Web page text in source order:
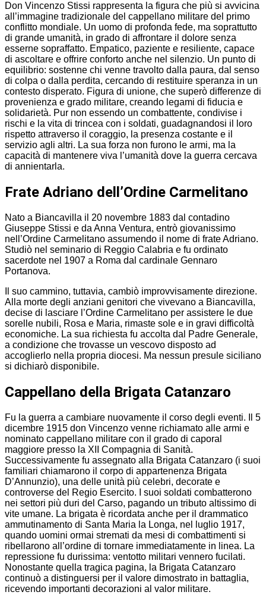
Don Vincenzo Stissi rappresenta la figura che più si avvicina
all’immagine tradizionale del cappellano militare del primo
conflitto mondiale. Un uomo di profonda fede, ma soprattutto
di grande umanità, in grado di affrontare il dolore senza
esserne sopraffatto. Empatico, paziente e resiliente, capace
di ascoltare e offrire conforto anche nel silenzio. Un punto di
equilibrio: sostenne chi venne travolto dalla paura, dal senso
di colpa o dalla perdita, cercando di restituire speranza in un
contesto disperato. Figura di unione, che superò differenze di
provenienza e grado militare, creando legami di fiducia e
solidarietà. Pur non essendo un combattente, condivise i
rischi e la vita di trincea con i soldati, guadagnandosi il loro
rispetto attraverso il coraggio, la presenza costante e il
servizio agli altri. La sua forza non furono le armi, ma la
capacità di mantenere viva l’umanità dove la guerra cercava
di annientarla.
Frate Adriano dell’Ordine Carmelitano
Nato a Biancavilla il 20 novembre 1883 dal contadino
Giuseppe Stissi e da Anna Ventura, entrò giovanissimo
nell’Ordine Carmelitano assumendo il nome di frate Adriano.
Studiò nel seminario di Reggio Calabria e fu ordinato
sacerdote nel 1907 a Roma dal cardinale Gennaro
Portanova.
Il suo cammino, tuttavia, cambiò improvvisamente direzione.
Alla morte degli anziani genitori che vivevano a Biancavilla,
decise di lasciare l’Ordine Carmelitano per assistere le due
sorelle nubili, Rosa e Maria, rimaste sole e in gravi difficoltà
economiche. La sua richiesta fu accolta dal Padre Generale,
a condizione che trovasse un vescovo disposto ad
accoglierlo nella propria diocesi. Ma nessun presule siciliano
si dichiarò disponibile.
Cappellano della Brigata Catanzaro
Fu la guerra a cambiare nuovamente il corso degli eventi. Il 5
dicembre 1915 don Vincenzo venne richiamato alle armi e
nominato cappellano militare con il grado di caporal
maggiore presso la XII Compagnia di Sanità.
Successivamente fu assegnato alla Brigata Catanzaro (i suoi
familiari chiamarono il corpo di appartenenza Brigata
D’Annunzio), una delle unità più celebri, decorate e
controverse del Regio Esercito. I suoi soldati combatterono
nei settori più duri del Carso, pagando un tributo altissimo di
vite umane. La brigata è ricordata anche per il drammatico
ammutinamento di Santa Maria la Longa, nel luglio 1917,
quando uomini ormai stremati da mesi di combattimenti si
ribellarono all’ordine di tornare immediatamente in linea. La
repressione fu durissima: ventotto militari vennero fucilati.
Nonostante quella tragica pagina, la Brigata Catanzaro
continuò a distinguersi per il valore dimostrato in battaglia,
ricevendo importanti decorazioni al valor militare.